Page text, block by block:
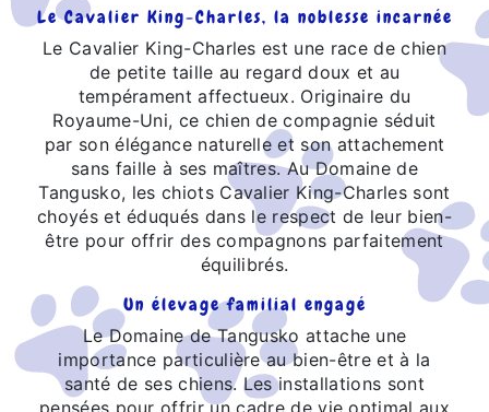
Le Cavalier King-Charles, la noblesse incarnée
Le Cavalier King-Charles est une race de chien
de petite taille au regard doux et au
tempérament affectueux. Originaire du
Royaume-Uni, ce chien de compagnie séduit
par son élégance naturelle et son attachement
sans faille à ses maîtres. Au Domaine de
Tangusko, les chiots Cavalier King-Charles sont
choyés et éduqués dans le respect de leur bien-
être pour offrir des compagnons parfaitement
équilibrés.
Un élevage familial engagé
Le Domaine de Tangusko attache une
importance particulière au bien-être et à la
santé de ses chiens. Les installations sont
pensées pour offrir un cadre de vie optimal aux